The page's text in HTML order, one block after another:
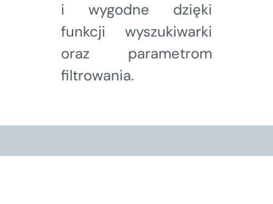
i wygodne dzięki
funkcji wyszukiwarki
oraz parametrom
filtrowania.